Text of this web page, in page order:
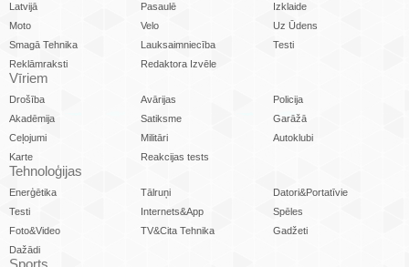
Latvijā Pasaulē
Izklaide
Moto
Velo
Uz Ūdens
Smagā Tehnika
Lauksaimniecība
Testi
Reklāmraksti
Redaktora Izvēle
Vīriem
Drošība Avārijas
Policija
Akadēmija
Satiksme
Garāžā
Ceļojumi
Militāri
Autoklubi
Karte
Reakcijas tests
Tehnoloģijas
Enerģētika Tālruņi
Datori&Portatīvie
Testi
Internets&App
Spēles
Foto&Video
TV&Cita Tehnika
Gadžeti
Dažādi